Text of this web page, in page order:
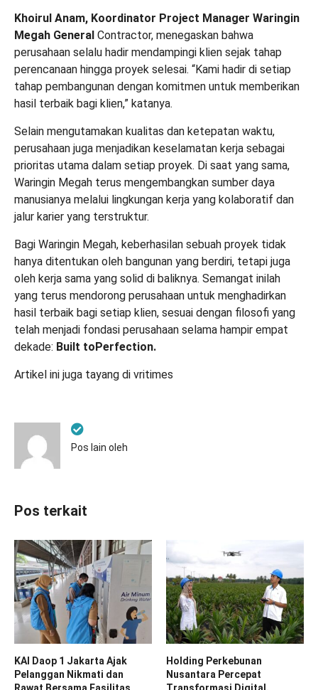
Khoirul Anam, Koordinator Project Manager Waringin
Megah General Contractor, menegaskan bahwa
perusahaan selalu hadir mendampingi klien sejak tahap
perencanaan hingga proyek selesai. “Kami hadir di setiap
tahap pembangunan dengan komitmen untuk memberikan
hasil terbaik bagi klien,” katanya.
Selain mengutamakan kualitas dan ketepatan waktu,
perusahaan juga menjadikan keselamatan kerja sebagai
prioritas utama dalam setiap proyek. Di saat yang sama,
Waringin Megah terus mengembangkan sumber daya
manusianya melalui lingkungan kerja yang kolaboratif dan
jalur karier yang terstruktur.
Bagi Waringin Megah, keberhasilan sebuah proyek tidak
hanya ditentukan oleh bangunan yang berdiri, tetapi juga
oleh kerja sama yang solid di baliknya. Semangat inilah
yang terus mendorong perusahaan untuk menghadirkan
hasil terbaik bagi setiap klien, sesuai dengan filosofi yang
telah menjadi fondasi perusahaan selama hampir empat
dekade: Built toPerfection.
Artikel ini juga tayang di vritimes
Pos lain oleh
Pos terkait
KAI Daop 1 Jakarta Ajak
Pelanggan Nikmati dan
Rawat Bersama Fasilitas
Holding Perkebunan
Nusantara Percepat
Transformasi Digital,